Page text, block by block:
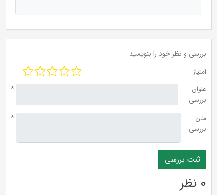
بررسی و نظر خود را بنویسید
امتیاز
عنوان
بررسی
*
متن
بررسی
*
0 نظر